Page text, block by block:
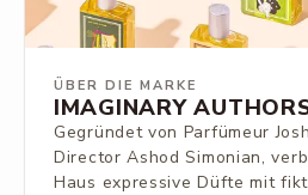
ÜBER DIE MARKE
IMAGINARY
Gegründet von Parfümeur
Director Ashod Simonian,
Haus expressive Düfte mit